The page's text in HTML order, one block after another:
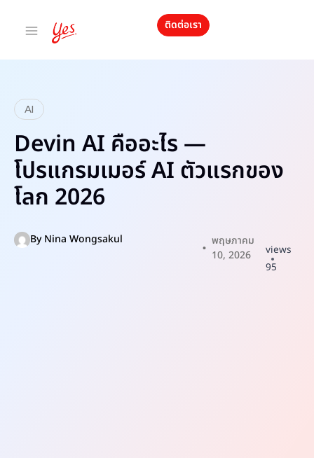
ติดต่อเรา
AI
Devin AI คืออะไร —
โปรแกรมเมอร์ AI ตัวแรกของ
โลก 2026
ByNina Wongsakul
พฤษภาคม
10, 2026
views
95